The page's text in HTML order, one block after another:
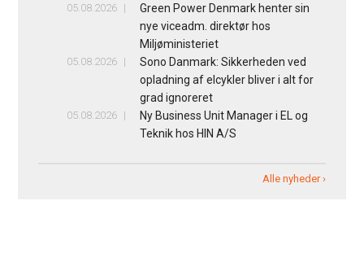
05.08.2026
Green Power Denmark henter sin
nye viceadm. direktør hos
Miljøministeriet
05.08.2026
Sono Danmark: Sikkerheden ved
opladning af elcykler bliver i alt for
grad ignoreret
05.08.2026
Ny Business Unit Manager i EL og
Teknik hos HIN A/S
Alle nyheder ›